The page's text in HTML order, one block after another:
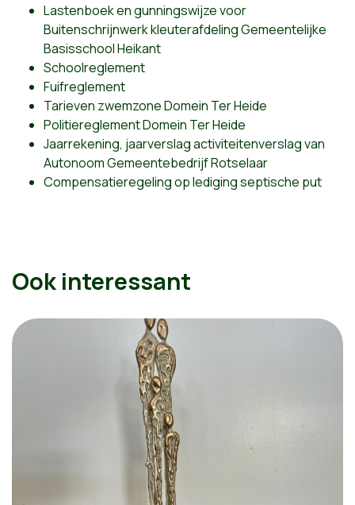
Lastenboek en gunningswijze voor
Buitenschrijnwerk kleuterafdeling Gemeentelijke
Basisschool Heikant
Schoolreglement
Fuifreglement
Tarieven zwemzone Domein Ter Heide
Politiereglement Domein Ter Heide
Jaarrekening, jaarverslag activiteitenverslag van
Autonoom Gemeentebedrijf Rotselaar
Compensatieregeling op lediging septische put
Ook interessant